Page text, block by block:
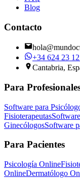
Blog
Contacto
+34 624 23
Cantabria,
Para
Software para
Fisioterapeutas
GinecólogosSoftware
Para Pacientes
Psicología Online
OnlineDermatólogo